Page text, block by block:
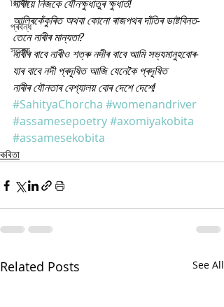
প্ৰবন্ধ
স্তৱক
নাৰীয়ে নিজকে যৌনক্ষুধাতুৰ ক্ষুধাৰ্ত!
আলিৰকেঁকুৰিত অথবা কোনো ৰাজপথৰ দাঁতিৰ ডাষ্টবিনত-
তেনে নাৰীৰ মান্যতা?
নাৰীৰ বাবে নাৰীও শত্ৰু নদীৰ বাবে আমি সভ্যমানুহবোৰ-
যাৰ বাবে নদী প্ৰদূষিত আজি যেনেকৈ প্ৰদূষিত
নাৰীৰ যৌনতাৰ বেশ্যালয় বোৰ দেশে দেশে!
#SahityaChorcha #womenandriver
#assamesepoetry#axomiyakobita
#assamesekobita
কবিতা
Related Posts See All